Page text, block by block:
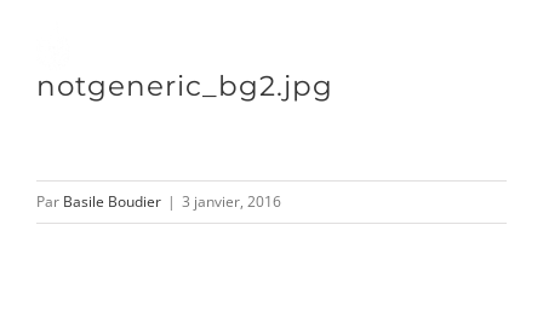
contenunotgeneric_bg2.jpg
Par Basile Boudier | 3 janvier, 2016